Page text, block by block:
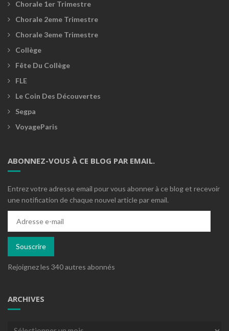
Chorale 1er Trimestre
Chorale 2eme Trimestre
Chorale 3eme Trimestre
Collège
Fête Du Collège
FLE
Le Coin Des Découvertes
Segpa
VoyageParis
ABONNEZ-VOUS À CE BLOG PAR EMAIL.
Entrez votre adresse email pour vous abonner à ce blog et recevoir
une notification de chaque nouvel article par email.
mail
Souscrire
Rejoignez les 340 autres abonnés
ARCHIVES
Archives